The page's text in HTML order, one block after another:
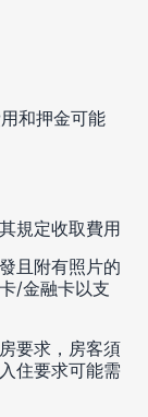
和押金可能
規定收取費用
且附有照片的
/金融卡以支
要求，房客須
住要求可能需